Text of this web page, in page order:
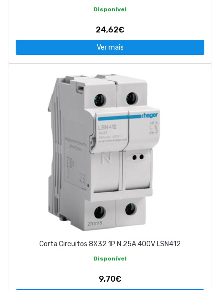
Disponível
24,62€
Ver mais
Corta Circuitos 8X32 1P N 25A 400V LSN412
Disponível
9,70€